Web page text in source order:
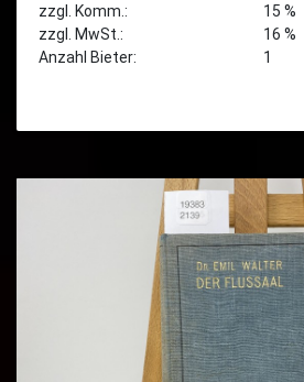
zzgl. Komm.:
15 %
zzgl. MwSt.:
16 %
Anzahl Bieter:
1